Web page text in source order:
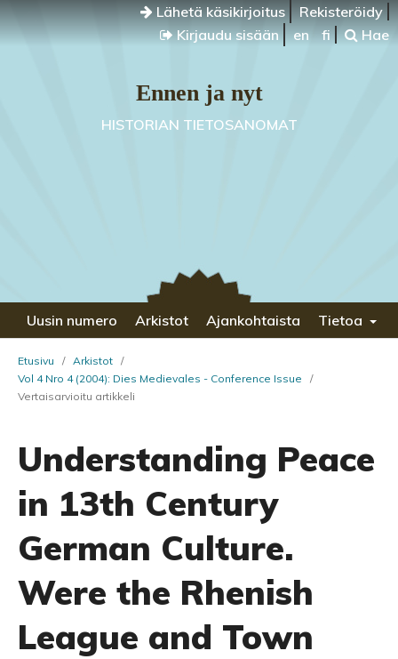
Lähetä käsikirjoitus
Rekisteröidy
Kirjaudu sisään
en fi Hae
Ennen ja nyt
HISTORIAN TIETOSANOMAT
Uusin numero Arkistot Ajankohtaista Tietoa
Etusivu / Arkistot /
Vol 4 Nro 4 (2004): Dies Medievales - Conference Issue
/
Vertaisarvioitu artikkeli
Understanding Peace
in 13th Century
German Culture.
Were the Rhenish
League and Town